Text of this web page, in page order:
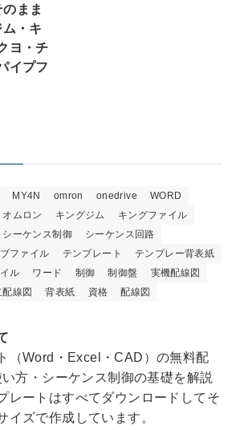
まま
・キ
ヨ・チ
イプフ
MY4N omron onedrive
WORD
オムロン キングジム
キングファイル
シーケンス制御
シーケンス回路
ファイル テンプレート
テンプレー背表紙
ル ワード 制御 制御盤
実機配線図
配線図 背表紙 資格 配線図
（Word・Excel・CAD）の無料配
方・シーケンス制御の基礎を解説
レートはすべてダウンロードしてそ
イズで作成しています。